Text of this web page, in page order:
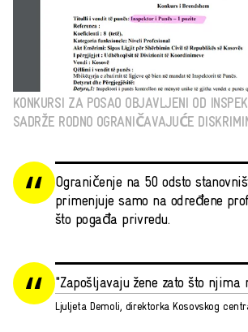
KONKURSI ZA POSAO OBJAVLJENI OD
SADRŽE RODNO OGRANIČAVAJUĆE
Ograničenje na 50 odsto
primenjuje samo na određene
što pogađa privredu.
"Zapošljavaju žene zato što njima
Ljuljeta Demoli, direktorka Kosovskog